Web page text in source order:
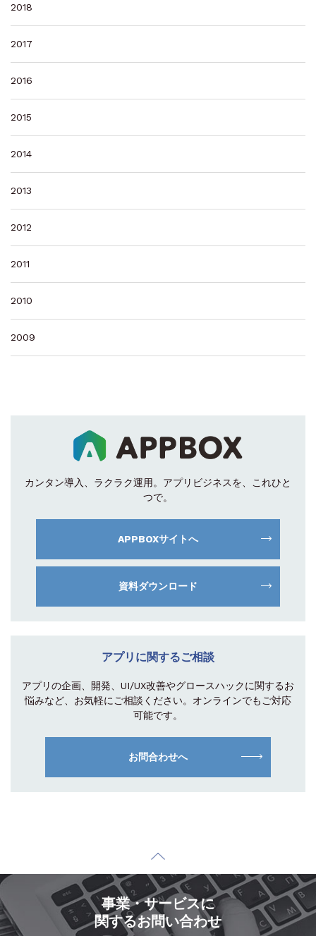
2018
2017
2016
2015
2014
2013
2012
2011
2010
2009
カンタン導入、ラクラク運用。 アプリビジネスを、これひと
つで。
APPBOXサイトへ
資料ダウンロード
アプリに関するご相談
アプリの企画、開発、UI/UX改善やグロースハックに関するお
悩みなど、お気軽にご相談 ください。オンラインでもご対応
可能です。
お問合わせへ
事業・サービスに
関するお問い合わせ